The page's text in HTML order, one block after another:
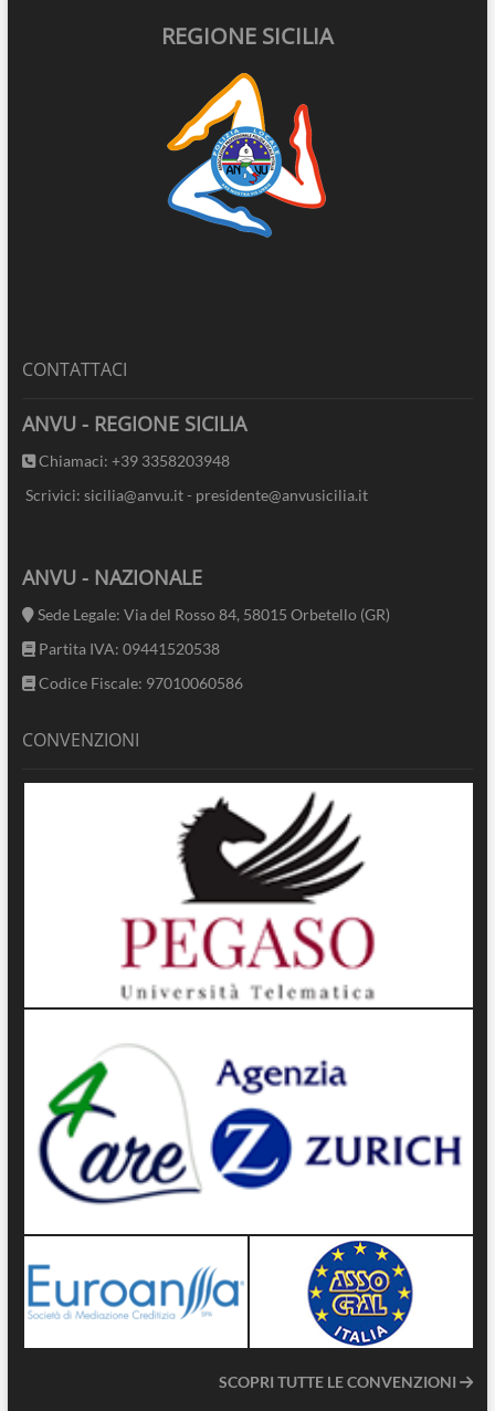
REGIONE SICILIA
CONTATTACI
ANVU - REGIONE SICILIA
Chiamaci: +39 3358203948
Scrivici: sicilia@anvu.it - presidente@anvusicilia.it
ANVU - NAZIONALE
Sede Legale: Via del Rosso 84, 58015 Orbetello (GR)
Partita IVA: 09441520538
Codice Fiscale: 97010060586
CONVENZIONI
SCOPRI TUTTE LE CONVENZIONI